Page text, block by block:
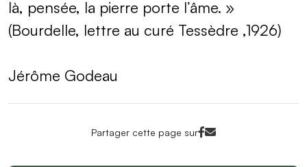
là, pensée, la pierre porte l’âme. »
(Bourdelle, lettre au curé Tessèdre ,1926)
Jérôme Godeau
Partager cette page surFacebook<
Mail<